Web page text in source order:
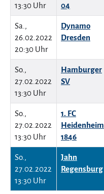
13:30 Uhr
04
Sa.,
26.02.2022
20:30 Uhr
Dynamo
Dresden
So.,
27.02.2022
13:30 Uhr
Hamburger
SV
So.,
27.02.2022
13:30 Uhr
1. FC
Heidenheim
1846
So.,
27.02.2022
13:30 Uhr
Jahn
Regensburg